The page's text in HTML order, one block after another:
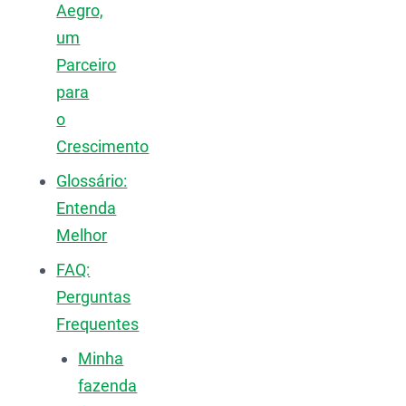
Aegro,
um
Parceiro
para
o
Crescimento
Glossário:
Entenda
Melhor
FAQ:
Perguntas
Frequentes
Minha
fazenda